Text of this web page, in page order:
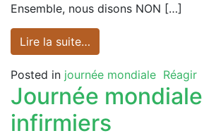
Ensemble, nous disons NON […]
Lire la suite…
Posted in journée mondiale Réagir
Journée
infirmiers